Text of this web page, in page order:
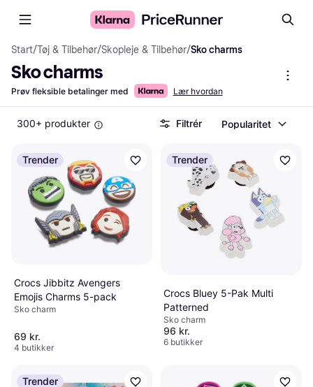
Start/Tøj & Tilbehør/Skopleje & Tilbehør/Sko charms
Sko charms
Prøv fleksible betalinger med Lær hvordan
300+ produkter Filtrér Popularitet
Trender
Crocs Jibbitz Avengers
Emojis Charms 5-pack
Sko charm
69 kr.
4 butikker
Trender
Crocs Bluey 5-Pak Multi
Patterned
Sko charm
96 kr.
6 butikker
Trender